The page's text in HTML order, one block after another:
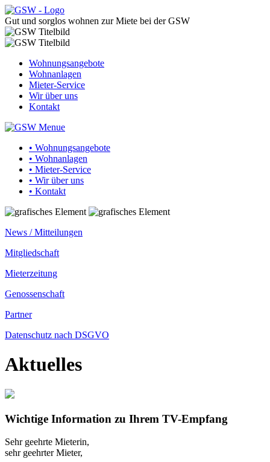
Gut und sorglos wohnen zur Miete bei der GSW
Wohnungsangebote
Wohnanlagen
Mieter-Service
Wir über uns
Kontakt
• Wohnungsangebote
• Wohnanlagen
• Mieter-Service
• Wir über uns
• Kontakt
News / Mitteilungen
Mitgliedschaft
Mieterzeitung
Genossenschaft
Partner
Datenschutz nach DSGVO
Aktuelles
Wichtige Information zu Ihrem TV-Empfang
Sehr geehrte Mieterin,
sehr geehrter Mieter,